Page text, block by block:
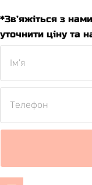
*Зв’яжіться з
уточнити ціну та